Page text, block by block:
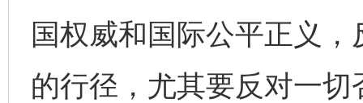
国权威和国际公平正义
的行径，尤其要反对一